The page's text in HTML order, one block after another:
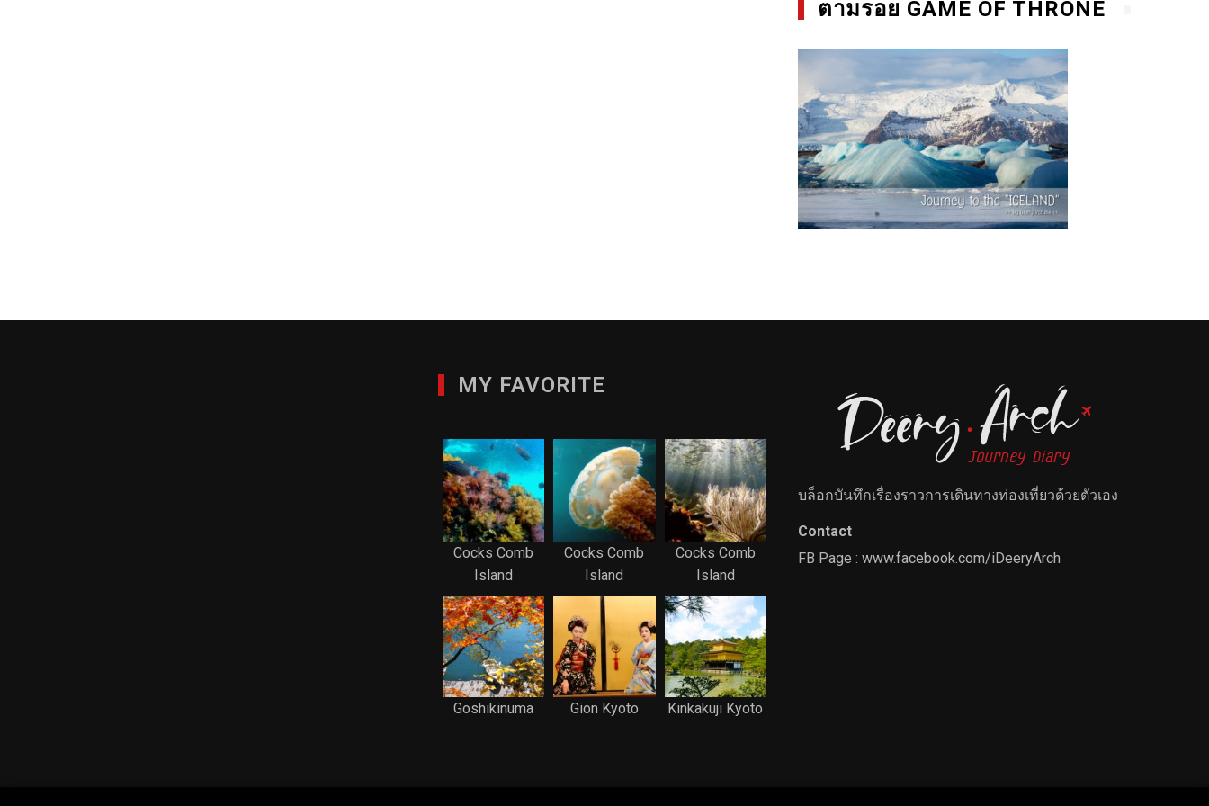
ตามรอย GAME OF THRONE
MY FAVORITE
Cocks Comb
Island
Cocks Comb
Island
Cocks Comb
Island
Goshikinuma Gion Kyoto Kinkakuji Kyoto
บล็อกบันทึกเรื่องราวการเดินทางท่องเที่ยวด้วยตัวเอง
Contact
FB Page : www.facebook.com/iDeeryArch